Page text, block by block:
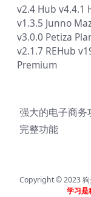
v2.4 Hub v4.4.1
v1.3.5 Junno
v3.0.0 Petiza
v2.1.7 REHub
Premium
强大的电子商务
完整功能
Copyright © 2023
学习是